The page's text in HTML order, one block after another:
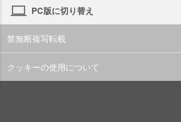
PC版に切り替え
禁無断複写転載
クッキーの使用について